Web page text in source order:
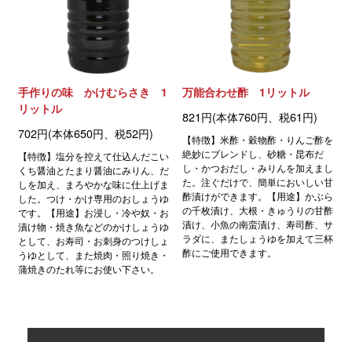
手作りの味 かけむらさき 1
リットル
702円(本体650円、税52円)
【特徴】塩分を控えて仕込んだこい
くち醤油とたまり醤油にみりん、だ
しを加え、まろやかな味に仕上げま
した。つけ・かけ専用のおしょうゆ
です。【用途】お浸し・冷や奴・お
漬け物・焼き魚などのかけしょうゆ
として、お寿司・お刺身のつけしょ
うゆとして、また焼肉・照り焼き・
蒲焼きのたれ等にお使い下さい。
万能合わせ酢 1リットル
821円(本体760円、税61円)
【特徴】米酢・穀物酢・りんご酢を
絶妙にブレンドし、砂糖・昆布だ
し・かつおだし・みりんを加えまし
た。注ぐだけで、簡単においしい甘
酢漬けができます。【用途】かぶら
の千枚漬け、大根・きゅうりの甘酢
漬け、小魚の南蛮漬け、寿司酢、サ
ラダに、またしょうゆを加えて三杯
酢にご使用できます。